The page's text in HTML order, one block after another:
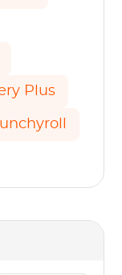
Plus